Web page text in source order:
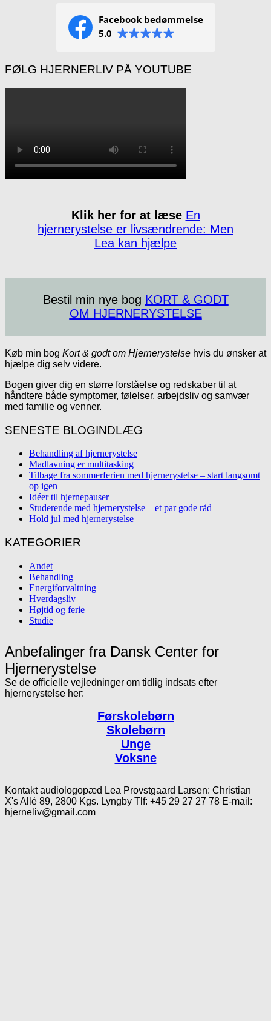
Facebook bedømmelse
5.0
FØLG HJERNERLIV PÅ YOUTUBE
Klik her for at læse En
hjernerystelse er livsændrende: Men
Lea kan hjælpe
Bestil min nye bog KORT & GODT
OM HJERNERYSTELSE
Køb min bog Kort & godt om Hjernerystelse hvis du ønsker at
hjælpe dig selv videre.
Bogen giver dig en større forståelse og redskaber til at
håndtere både symptomer, følelser, arbejdsliv og samvær
med familie og venner.
SENESTE BLOGINDLÆG
Behandling af hjernerystelse
Madlavning er multitasking
Tilbage fra sommerferien med hjernerystelse – start langsomt
op igen
Idéer til hjernepauser
Studerende med hjernerystelse – et par gode råd
Hold jul med hjernerystelse
KATEGORIER
Andet
Behandling
Energiforvaltning
Hverdagsliv
Højtid og ferie
Studie
Anbefalinger fra Dansk Center for
Hjernerystelse
Se de officielle vejledninger om tidlig indsats efter
hjernerystelse her:
Førskolebørn
Skolebørn
Unge
Voksne
Kontakt audiologopæd Lea Provstgaard Larsen: Christian
X's Allé 89, 2800 Kgs. Lyngby Tlf: +45 29 27 27 78 E-mail:
hjerneliv@gmail.com